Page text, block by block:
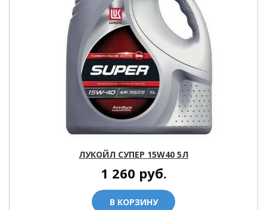
ЛУКОЙЛ СУПЕР 15W40 5Л
1 260 руб.
В КОРЗИНУ